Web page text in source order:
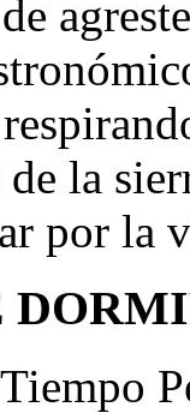
la
por la